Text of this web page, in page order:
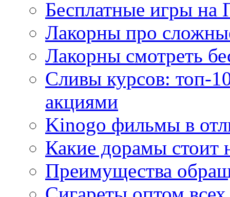
Бесплатные игры на
Лакорны про
Лакорны смотреть
Сливы курсов: топ-
акциями
Kinogo фильмы в
Какие дорамы стоит
Преимущества